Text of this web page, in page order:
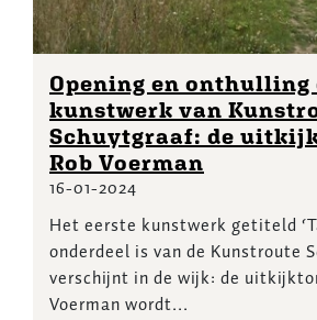
Opening en onthulling
kunstwerk van
Schuytgraaf: de
Rob Voerman
16-01-2024
Het eerste kunstwerk getiteld
onderdeel is van de Kunstroute
verschijnt in de wijk: de
Voerman wordt...